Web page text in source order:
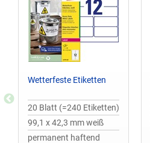
Wetterfeste Etiketten
20 Blatt (=240 Etiketten)
99,1 x 42,3 mm weiß
permanent haftend